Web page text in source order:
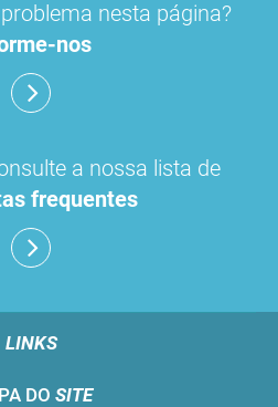
nesta página?
nos
a nossa lista de
frequentes
LINKS
DO SITE